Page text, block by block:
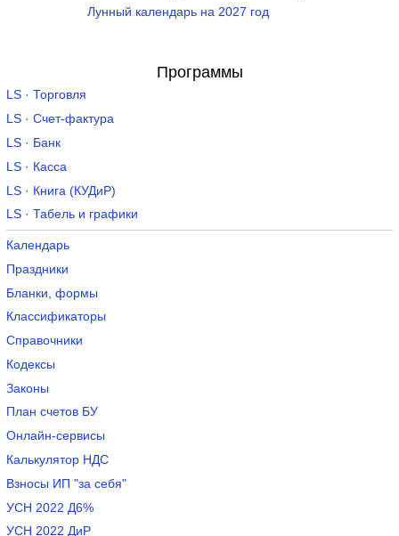
Лунный календарь на 2027 год
Программы
LS · Торговля
LS · Счет-фактура
LS · Банк
LS · Касса
LS · Книга (КУДиР)
LS · Табель и графики
Календарь
Праздники
Бланки, формы
Классификаторы
Справочники
Кодексы
Законы
План счетов БУ
Онлайн-сервисы
Калькулятор НДС
Взносы ИП "за себя"
УСН 2022 Д6%
УСН 2022 ДиР